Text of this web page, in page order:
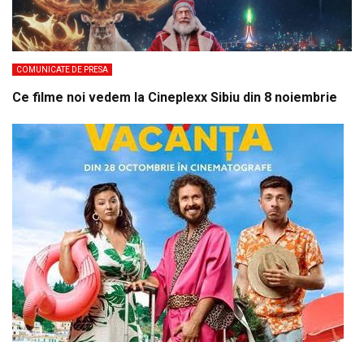
COMUNICATE DE PRESA
Ce filme noi vedem la Cineplexx Sibiu din 8 noiembrie